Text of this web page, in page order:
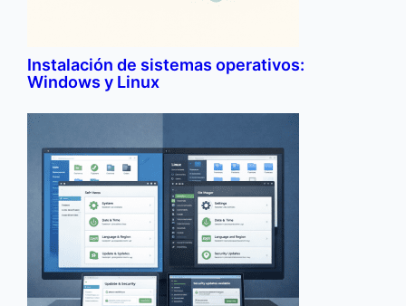
Instalación de sistemas operativos:
Windows y Linux